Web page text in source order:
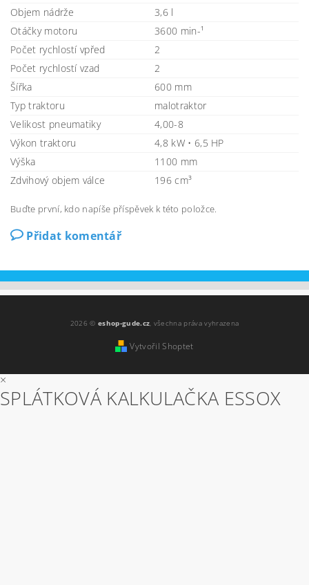
Objem nádrže
3,6 l
Otáčky motoru
3600 min-¹
Počet rychlostí vpřed
2
Počet rychlostí vzad
2
Šířka
600 mm
Typ traktoru
malotraktor
Velikost pneumatiky
4,00-8
Výkon traktoru
4,8 kW • 6,5 HP
Výška
1100 mm
Zdvihový objem válce
196 cm³
Buďte první, kdo napíše příspěvek k této položce.
Přidat komentář
2026 ©eshop-gude.cz , všechna práva vyhrazena
Vytvořil Shoptet
×
SPLÁTKOVÁ KALKULAČKA ESSOX